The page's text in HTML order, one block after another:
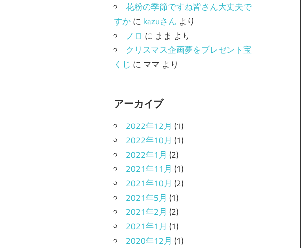
花粉の季節ですね皆さん大丈夫で
すかに kazuさん より
ノロ に まま より
クリスマス企画夢をプレゼント宝
くじ に ママ より
アーカイブ
2022年12月 (1)
2022年10月 (1)
2022年1月 (2)
2021年11月 (1)
2021年10月 (2)
2021年5月 (1)
2021年2月 (2)
2021年1月 (1)
2020年12月 (1)